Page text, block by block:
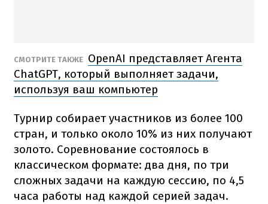
СМОТРИТЕ ТАКЖЕ OpenAI представляет Агента
ChatGPT, который выполняет задачи,
используя ваш компьютер
Турнир собирает участников из более 100
стран, и только около 10% из них получают
золото. Соревнование состоялось в
классическом формате: два дня, по три
сложных задачи на каждую сессию, по 4,5
часа работы над каждой серией задач.